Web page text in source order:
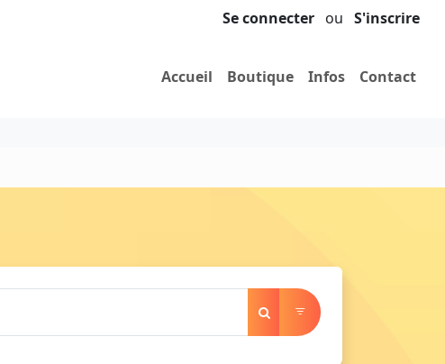
Se connecter ou S'inscrire
Accueil Boutique Infos Contact